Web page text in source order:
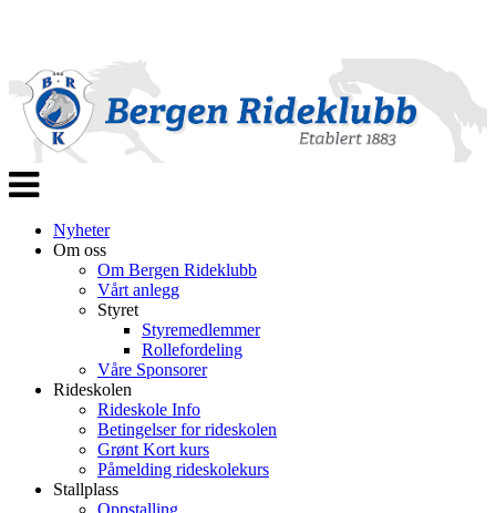
Veksle
navigasjon
Nyheter
Om oss
Om Bergen Rideklubb
Vårt anlegg
Styret
Styremedlemmer
Rollefordeling
Våre Sponsorer
Rideskolen
Rideskole Info
Betingelser for rideskolen
Grønt Kort kurs
Påmelding rideskolekurs
Stallplass
Oppstalling